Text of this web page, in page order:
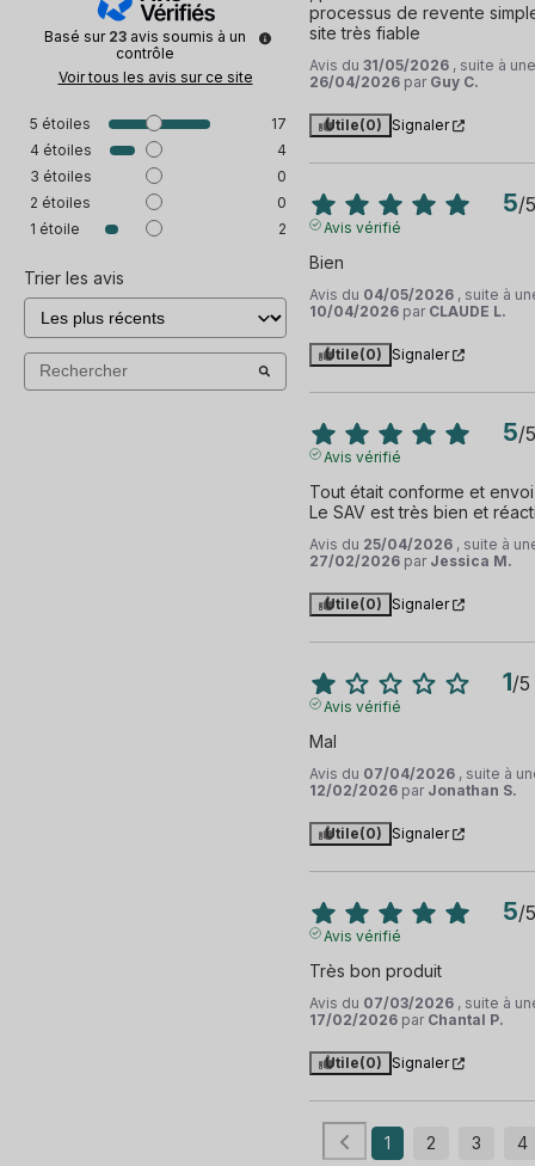
Basé sur 23 avis soumis à un
contrôle
Voir tous les avis sur ce site
5 étoiles
17
4 étoiles
4
3 étoiles
0
2 étoiles
0
1 étoile 2
Trier les avis
processus de revente
site très fiable
Avis du 31/05/2026 , suite à
26/04/2026 par Guy C.
Utile(0) Signaler
5/5
Avis vérifié
Bien
Avis du 04/05/2026 , suite à
10/04/2026 par CLAUDE L.
Utile(0) Signaler
5/5
Avis vérifié
Tout était conforme et
Le SAV est très bien et
Avis du 25/04/2026 , suite à
27/02/2026 par Jessica M.
Utile(0) Signaler
1/5
Avis vérifié
Mal
Avis du 07/04/2026 , suite à
12/02/2026 par Jonathan S.
Utile(0) Signaler
5/5
Avis vérifié
Très bon produit
Avis du 07/03/2026 , suite à
17/02/2026 par Chantal P.
Utile(0) Signaler
1 2 3 4